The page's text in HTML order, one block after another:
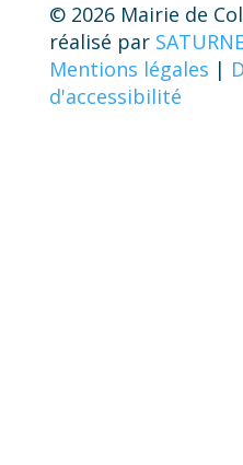
© 2026 Mairie de
réalisé par
Mentions légales |
d'accessibilité